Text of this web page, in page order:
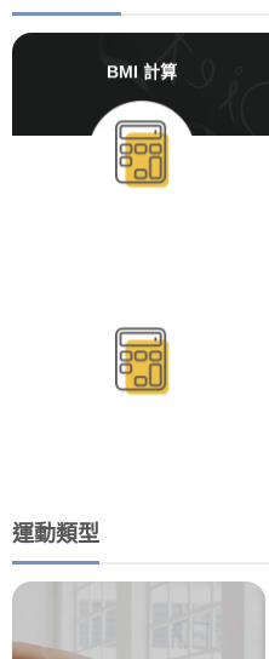
BMI 計算
運動類型